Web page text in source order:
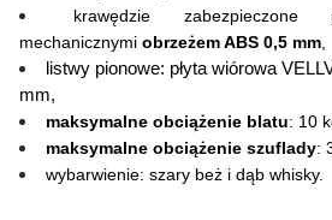
Pomieszczenie:
Przedpokój
Sypialnia
Sposób montażu:
Stojący
krawędzie zabezpieczone
mechanicznymi obrzeżem ABS 0,5 mm
listwy pionowe: płyta wiórowa
mm,
maksymalne obciążenie blatu: 10
maksymalne obciążenie szuflady:
wybarwienie: szary beż i dąb whisky.